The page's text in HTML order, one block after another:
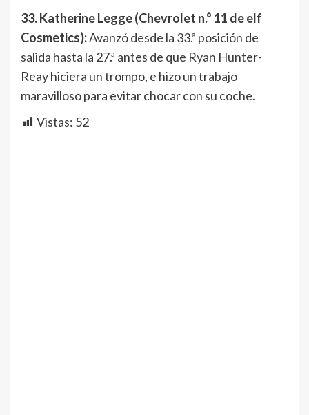
33. Katherine Legge (Chevrolet n.° 11 de elf
Cosmetics):Avanzó desde la 33.ª posición de
salida hasta la 27.ª antes de que Ryan Hunter-
Reay hiciera un trompo, e hizo un trabajo
maravilloso para evitar chocar con su coche.
Vistas: 52